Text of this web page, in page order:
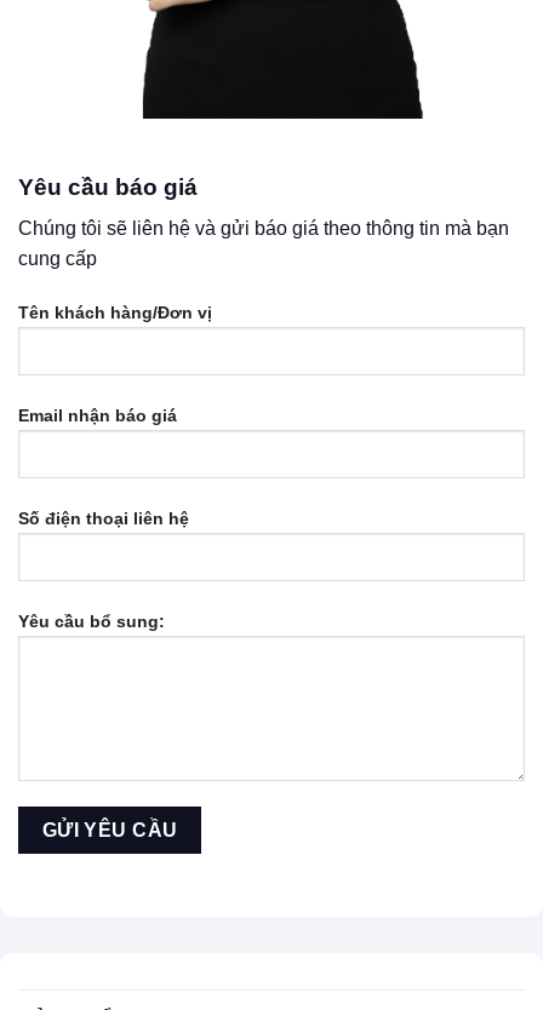
Yêu cầu báo giá
Chúng tôi sẽ liên hệ và gửi báo giá theo thông tin mà bạn
cung cấp
Tên khách hàng/Đơn vị
Email nhận báo giá
Số điện thoại liên hệ
Yêu cầu bổ sung: